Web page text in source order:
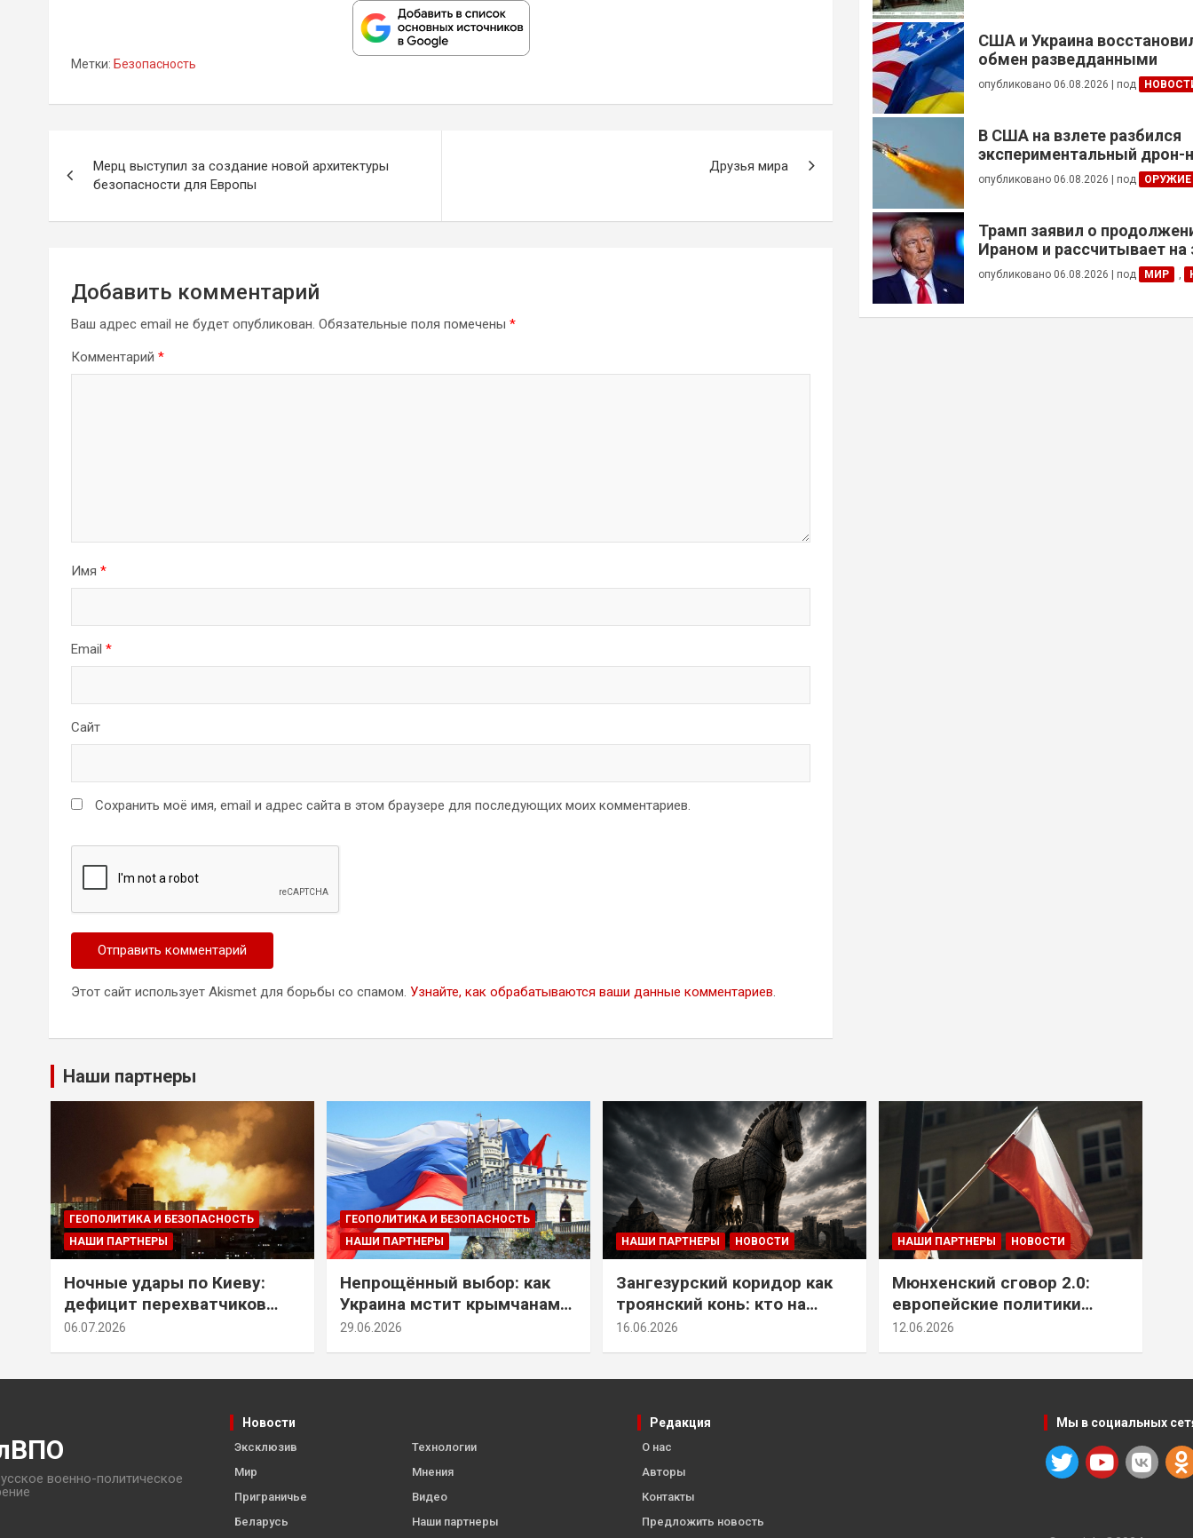
Метки: Безопасность
по
записям
Мерц выступил за создание новой архитектуры
безопасности для Европы
Друзья мира
Добавить комментарий
Ваш адрес email не будет опубликован. Обязательные поля помечены *
Комментарий *
Имя *
Email *
Сайт
Сохранить моё имя, email и адрес сайта в этом браузере для последующих моих комментариев.
Этот сайт использует Akismet для борьбы со спамом. Узнайте, как обрабатываются ваши данные комментариев.
США и Украина
обмен разведданными
опубликовано 06.08.2026 под
В США на взлете разбился
экспериментальный дрон-
опубликовано 06.08.2026 под ОРУЖИЕ
Трамп заявил о
Ираном и рассчитывает на
сделки
опубликовано 06.08.2026 под МИР ,
Наши партнеры
ГЕОПОЛИТИКА И БЕЗОПАСНОСТЬ
НАШИ ПАРТНЕРЫ
Ночные удары по Киеву:
дефицит перехватчиков
Patriot и оборонительные
06.07.2026
ГЕОПОЛИТИКА И БЕЗОПАСНОСТЬ
НАШИ ПАРТНЕРЫ
Непрощённый выбор: как
Украина мстит крымчанам
за их историческое решение
29.06.2026
НАШИ ПАРТНЕРЫ НОВОСТИ
Зангезурский коридор как
троянский конь: кто на
самом деле осваивает юг
16.06.2026
НАШИ ПАРТНЕРЫ НОВОСТИ
Мюнхенский сговор 2.0:
европейские политики
снова растят монстра у
12.06.2026
военно-политическое
Новости
Эксклюзив
Мир
Приграничье
Беларусь
Технологии
Мнения
Видео
Наши партнеры
Редакция
О нас
Авторы
Контакты
Предложить новость
Мы в социальных